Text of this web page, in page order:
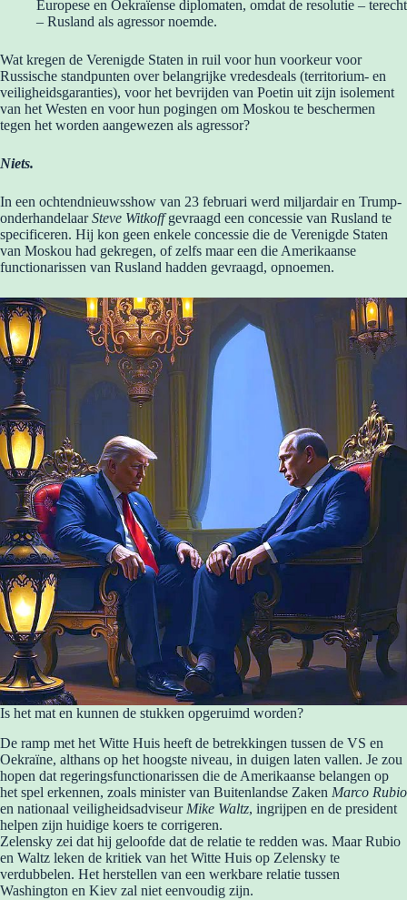
Europese en Oekraïense diplomaten, omdat de resolutie – terecht
– Rusland als agressor noemde.
Wat kregen de Verenigde Staten in ruil voor hun voorkeur voor
Russische standpunten over belangrijke vredesdeals (territorium- en
veiligheidsgaranties), voor het bevrijden van Poetin uit zijn isolement
van het Westen en voor hun pogingen om Moskou te beschermen
tegen het worden aangewezen als agressor?
Niets.
In een ochtendnieuwsshow van 23 februari werd miljardair en Trump-
onderhandelaarSteve Witkoffgevraagd een concessie van Rusland te
specificeren. Hij kon geen enkele concessie die de Verenigde Staten
van Moskou had gekregen, of zelfs maar een die Amerikaanse
functionarissen van Rusland hadden gevraagd, opnoemen.
Is het mat en kunnen de stukken opgeruimd worden?
De ramp met het Witte Huis heeft de betrekkingen tussen de VS en
Oekraïne, althans op het hoogste niveau, in duigen laten vallen. Je zou
hopen dat regeringsfunctionarissen die de Amerikaanse belangen op
het spel erkennen, zoals minister van Buitenlandse Zaken Marco Rubio
en nationaal veiligheidsadviseur Mike Waltz, ingrijpen en de president
helpen zijn huidige koers te corrigeren.
Zelensky zei dat hij geloofde dat de relatie te redden was. Maar Rubio
en Waltz leken de kritiek van het Witte Huis op Zelensky te
verdubbelen. Het herstellen van een werkbare relatie tussen
Washington en Kiev zal niet eenvoudig zijn.